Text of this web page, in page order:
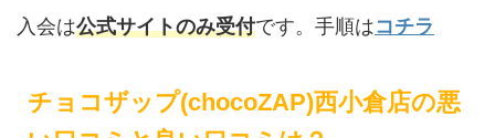
入会は公式サイトのみ受付です。手順はコチラ
チョコザップ(chocoZAP)西小倉店の悪